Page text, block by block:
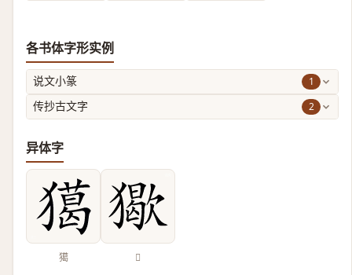
各书体字形实例
说文小篆 1
传抄古文字 2
异体字
獦 𤢔